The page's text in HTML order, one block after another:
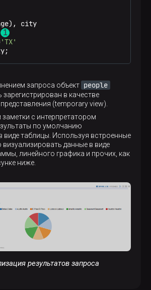
'TX'
запроса объект people
в качестве
(temporary view).
с интерпретатором
по умолчанию
таблицы. Используя встроенные
данные в виде
линейного графика и прочих, как
ниже.
результатов запроса